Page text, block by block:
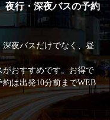
夜行・深夜バスの予約
夜バスだけでなく、昼
おすすめです。お得で
は出発10分前までWEB